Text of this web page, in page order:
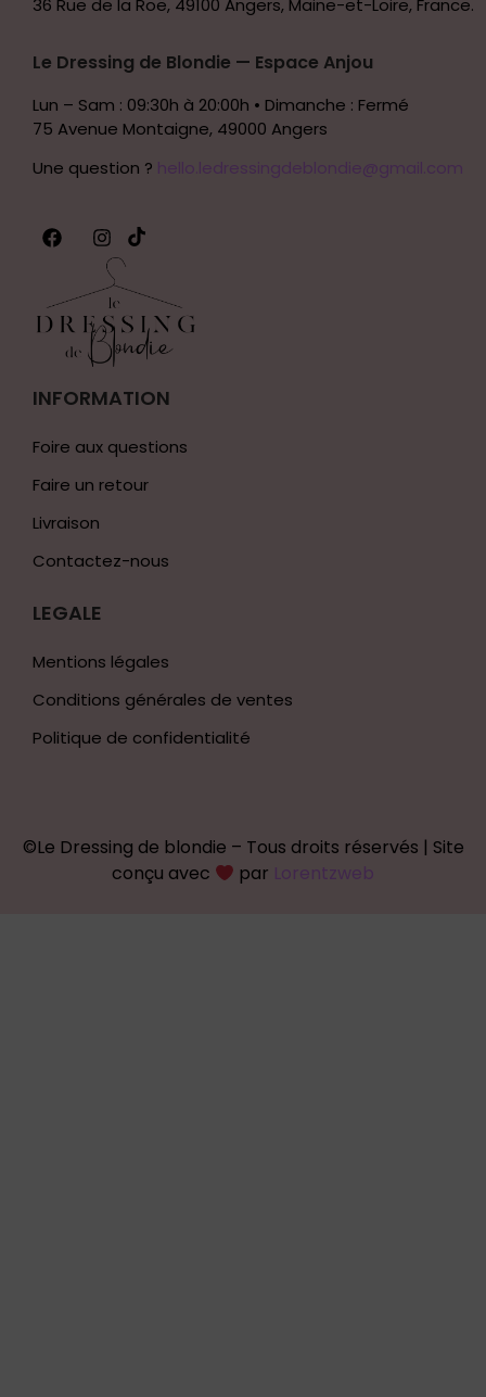
Le Dressing de Blondie — Espace Anjou
Lun – Sam : 09:30h à 20:00h • Dimanche : Fermé
75 Avenue Montaigne, 49000 Angers
Une question ? hello.ledressingdeblondie@gmail.com
INFORMATION
Foire aux questions
Faire un retour
Livraison
Contactez-nous
LEGALE
Mentions légales
Conditions générales de ventes
Politique de confidentialité
©Le Dressing de blondie – Tous droits réservés | Site
conçu avec
par Lorentzweb